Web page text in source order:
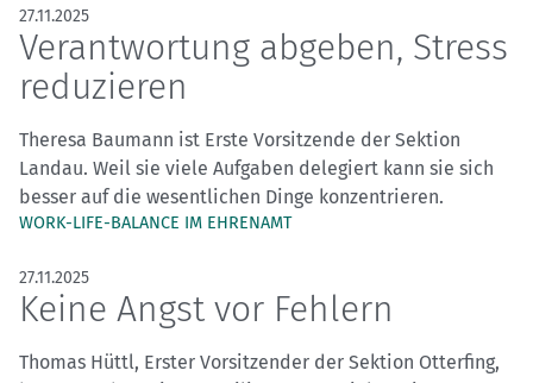
27.11.2025
Verantwortung abgeben, Stress
reduzieren
Theresa Baumann ist Erste Vorsitzende der Sektion
Landau. Weil sie viele Aufgaben delegiert kann sie sich
besser auf die wesentlichen Dinge konzentrieren.
WORK-LIFE-BALANCE IM EHRENAMT
27.11.2025
Keine Angst vor Fehlern
Thomas Hüttl, Erster Vorsitzender der Sektion Otterfing,